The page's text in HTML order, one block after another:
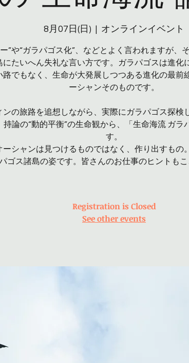
8月07日(日)
  |
オンラインイベント
”や“ガラパゴス化”、などとよく言われますが、
にたいへん失礼な言い方です。ガラパゴスは進化
路でもなく、生命が大発展しつつある進化の最前
ーシャンそのものです。
ンの旅路を追想しながら、実際にガラパゴス探検
持論の“動的平衡”の生命観から、「生命海流 ガラ
す。
ーシャンは見つけるものではなく、作り出すもの
ゴス諸島の姿です。皆さんのお仕事のヒントもこ
Registration is Closed
See other events